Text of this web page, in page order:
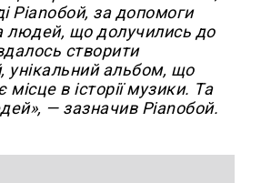
Pianoбой, за допомоги
людей, що долучились до
створити
унікальний альбом, що
місце в історії музики. Та
— зазначив Pianoбой.